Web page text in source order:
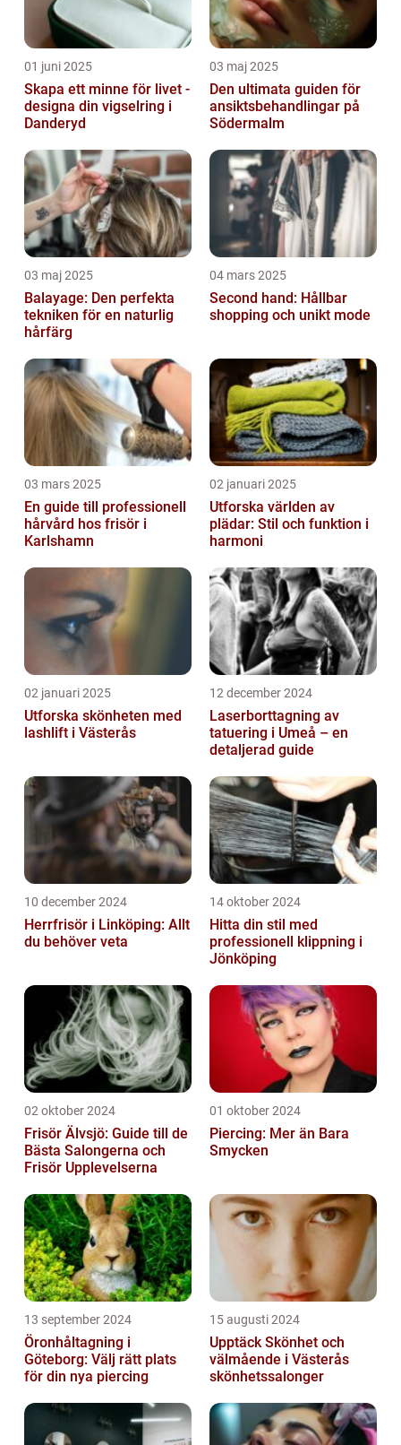
01 juni 2025
Skapa ett minne för livet -
designa din vigselring i
Danderyd
03 maj 2025
Den ultimata guiden för
ansiktsbehandlingar på
Södermalm
03 maj 2025
Balayage: Den perfekta
tekniken för en naturlig
hårfärg
04 mars 2025
Second hand: Hållbar
shopping och unikt mode
03 mars 2025
En guide till professionell
hårvård hos frisör i
Karlshamn
02 januari 2025
Utforska världen av
plädar: Stil och funktion i
harmoni
02 januari 2025
Utforska skönheten med
lashlift i Västerås
12 december 2024
Laserborttagning av
tatuering i Umeå – en
detaljerad guide
10 december 2024
Herrfrisör i Linköping: Allt
du behöver veta
14 oktober 2024
Hitta din stil med
professionell klippning i
Jönköping
02 oktober 2024
Frisör Älvsjö: Guide till de
Bästa Salongerna och
Frisör Upplevelserna
01 oktober 2024
Piercing: Mer än Bara
Smycken
13 september 2024
Öronhåltagning i
Göteborg: Välj rätt plats
för din nya piercing
15 augusti 2024
Upptäck Skönhet och
välmående i Västerås
skönhetssalonger